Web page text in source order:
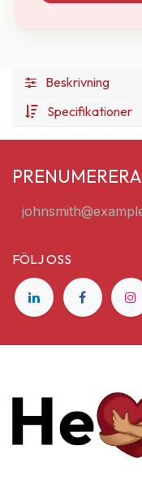
Beskrivning
Specifikationer
PRENUMERERA
FÖLJ OSS